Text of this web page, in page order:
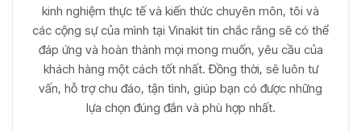
kinh nghiệm thực tế và kiến thức chuyên môn, tôi và
các cộng sự của mình tại Vinakit tin chắc rằng sẽ có thể
đáp ứng và hoàn thành mọi mong muốn, yêu cầu của
khách hàng một cách tốt nhất. Đồng thời, sẽ luôn tư
vấn, hỗ trợ chu đáo, tận tình, giúp bạn có được những
lựa chọn đúng đắn và phù hợp nhất.